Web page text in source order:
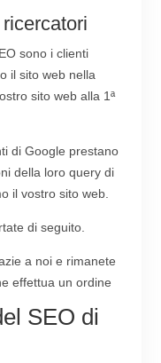
sono i clienti
il sito web nella
sito web alla 1ª
di Google prestano
della loro query di
il vostro sito web.
di seguito.
a noi e rimanete
effettua un ordine
SEO di